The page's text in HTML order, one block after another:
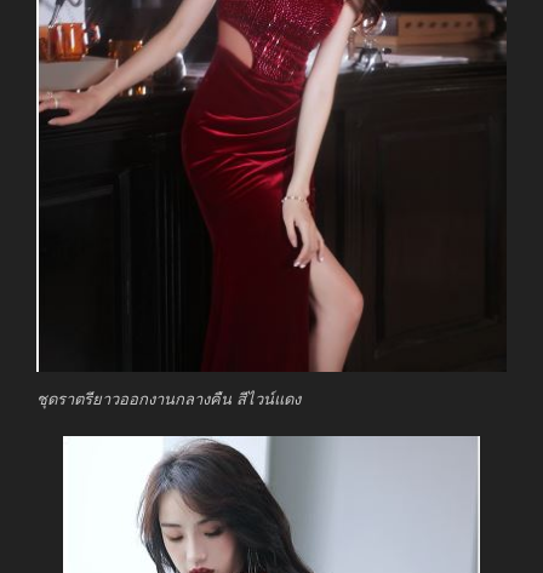
ชุดราตรียาวออกงานกลางคืน สีไวน์แดง